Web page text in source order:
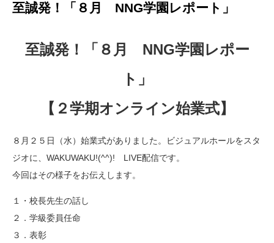
至誠発！「８月 NNG学園レポート」
至誠発！「８月 NNG学園レポー
ト」
【２学期オンライン始業式】
８月２５日（水）始業式がありました。ビジュアルホールをスタ
ジオに、WAKUWAKU!(^^)! LIVE配信です。
今回はその様子をお伝えします。
１・校長先生の話し
２．学級委員任命
３．表彰